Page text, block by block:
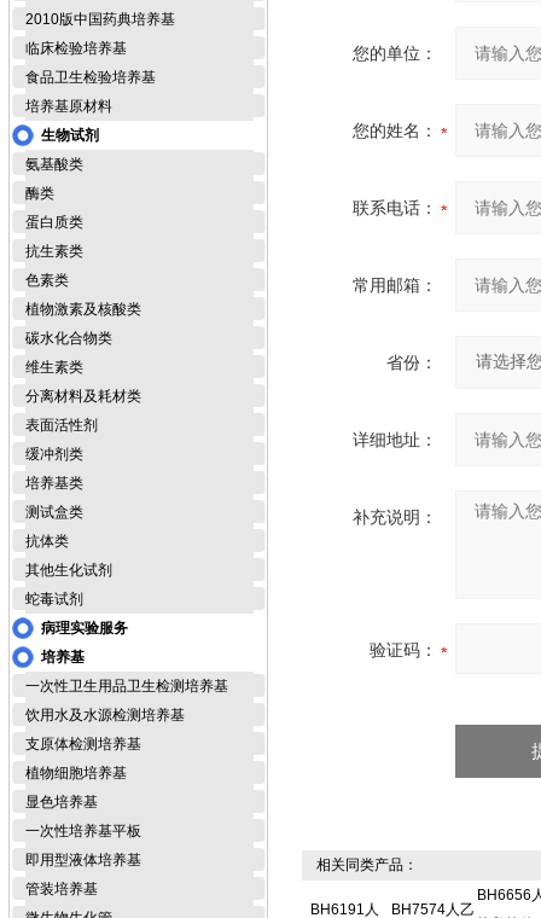
2010版中国药典培养基
临床检验培养基
食品卫生检验培养基
培养基原材料
生物试剂
氨基酸类
酶类
蛋白质类
抗生素类
色素类
植物激素及核酸类
碳水化合物类
维生素类
分离材料及耗材类
表面活性剂
缓冲剂类
培养基类
测试盒类
抗体类
其他生化试剂
蛇毒试剂
病理实验服务
培养基
一次性卫生用品卫生检测培养基
饮用水及水源检测培养基
支原体检测培养基
植物细胞培养基
显色培养基
一次性培养基平板
即用型液体培养基
管装培养基
您的单位：
您的姓名：
联系电话：
常用邮箱：
省份：
详细地址：
补充说明：
验证码：
相关同类产品：
BH6191人
BH7574人乙
BH6656